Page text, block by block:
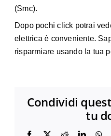
(Smc).
Dopo pochi click potrai
elettrica è conveniente.
risparmiare usando la tua
Condividi
tu
Facebook
X Reddit